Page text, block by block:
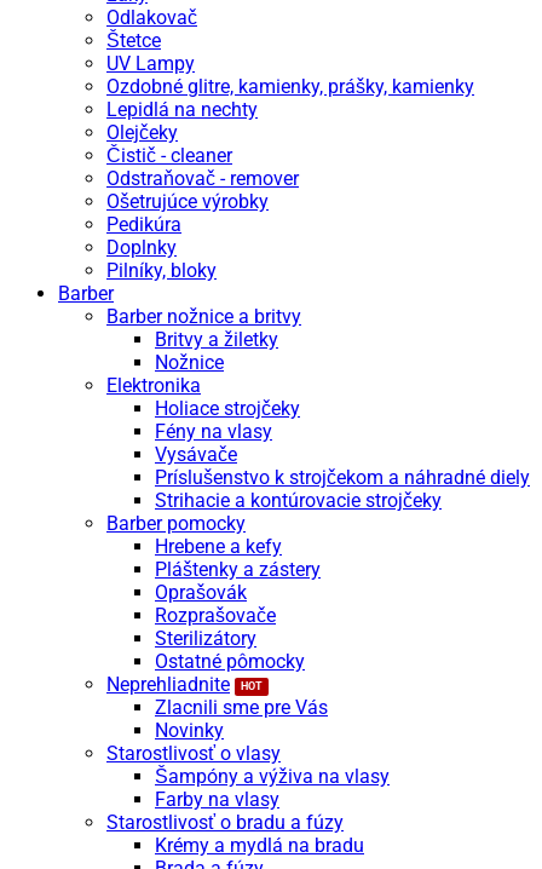
Odlakovač
Štetce
UV Lampy
Ozdobné glitre, kamienky, prášky, kamienky
Lepidlá na nechty
Olejčeky
Čistič - cleaner
Odstraňovač - remover
Ošetrujúce výrobky
Pedikúra
Doplnky
Pilníky, bloky
Barber
Barber nožnice a britvy
Britvy a žiletky
Nožnice
Elektronika
Holiace strojčeky
Fény na vlasy
Vysávače
Príslušenstvo k strojčekom a náhradné diely
Strihacie a kontúrovacie strojčeky
Barber pomocky
Hrebene a kefy
Pláštenky a zástery
Oprašovák
Rozprašovače
Sterilizátory
Ostatné pômocky
Neprehliadnite
Zlacnili sme pre Vás
Novinky
Starostlivosť o vlasy
Šampóny a výživa na vlasy
Farby na vlasy
Starostlivosť o bradu a fúzy
Krémy a mydlá na bradu